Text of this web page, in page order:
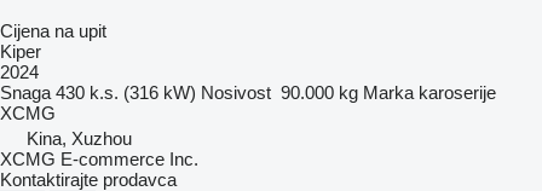
Cijena na upit
Kiper
2024
Snaga 430 k.s. (316 kW) Nosivost 90.000 kg Marka karoserije
XCMG
Kina, Xuzhou
XCMG E-commerce Inc.
Kontaktirajte prodavca